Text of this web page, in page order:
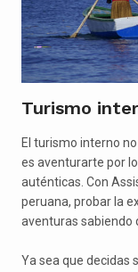
Turismo
El turismo interno
es aventurarte por
auténticas. Con
peruana, probar la
aventuras sabiendo
Ya sea que decidas